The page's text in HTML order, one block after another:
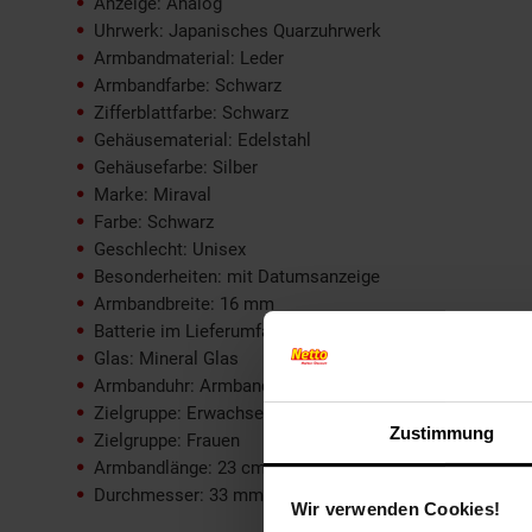
Zustimmung
Wir verwenden Cookies!
Uhrwerk: Japanisches Quarzuhrwerk
Armbandmaterial: Leder
Armbandfarbe: Schwarz
Zifferblattfarbe: Schwarz
Gehäusematerial: Edelstahl
Gehäusefarbe: Silber
Marke: Miraval
Farbe: Schwarz
Geschlecht: Unisex
Besonderheiten: mit Datumsanzeige
Armbandbreite: 16 mm
Batterie im Lieferumfang enthalten: Ja
Glas: Mineral Glas
Armbanduhr: Armbanduhr
Zielgruppe: Erwachsene
Zielgruppe: Frauen
Armbandlänge: 23 cm
Durchmesser: 33 mm